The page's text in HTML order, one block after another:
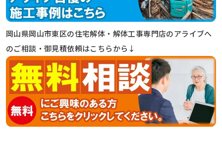
岡山県岡山市東区の住宅解体・解体工事専門店のアライブへ
のご相談・御見積依頼はこちらから↓